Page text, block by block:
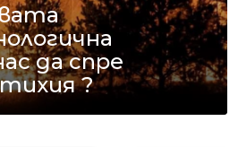
да спре
?